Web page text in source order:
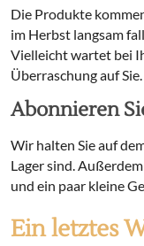
Die Produkte
im Herbst langsam
Vielleicht wartet bei
Überraschung auf Sie.
Abonnieren
Wir halten Sie auf
Lager sind.
und ein paar kleine
Ein letztes